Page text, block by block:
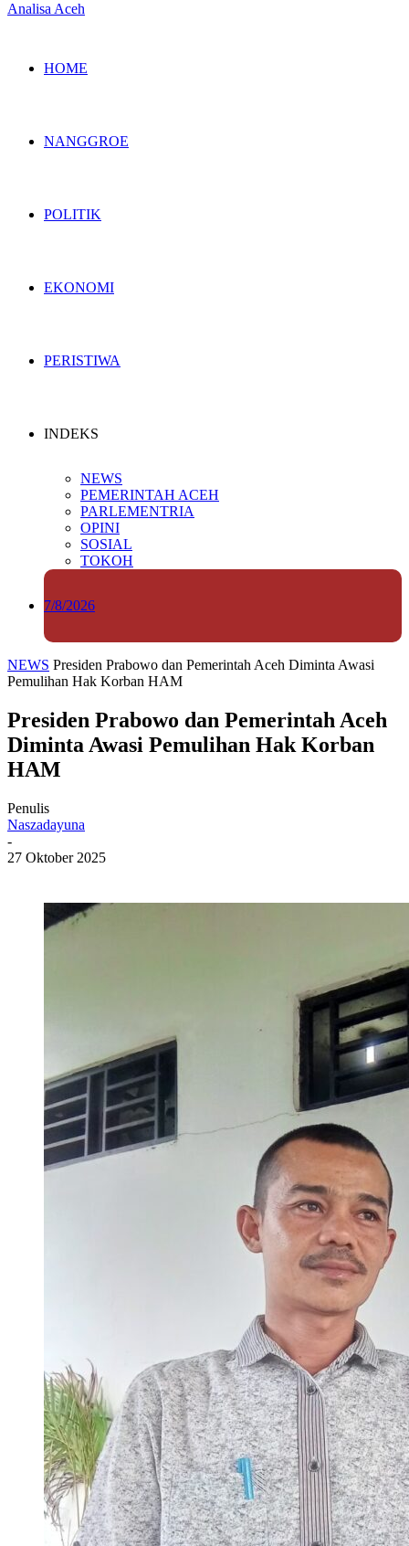
Analisa Aceh
HOME
NANGGROE
POLITIK
EKONOMI
PERISTIWA
INDEKS
NEWS
PEMERINTAH ACEH
PARLEMENTRIA
OPINI
SOSIAL
TOKOH
7/8/2026
NEWS Presiden Prabowo dan Pemerintah Aceh Diminta Awasi
Pemulihan Hak Korban HAM
Presiden Prabowo dan Pemerintah Aceh
Diminta Awasi Pemulihan Hak Korban
HAM
Penulis
Naszadayuna
-
27 Oktober 2025